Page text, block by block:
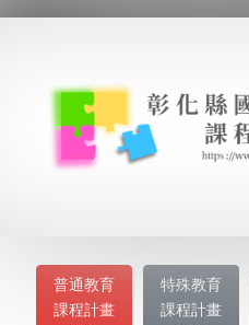
普通教育
課程計畫
特殊教育
課程計畫